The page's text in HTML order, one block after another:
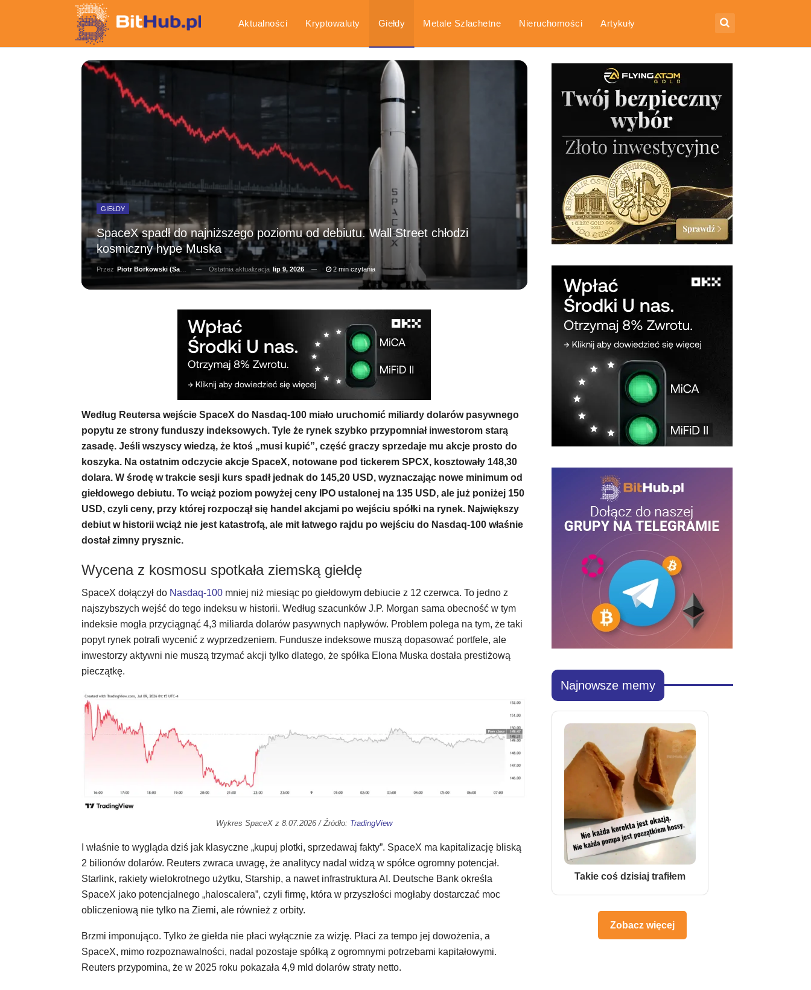
Aktualności Kryptowaluty Giełdy Metale Szlachetne Nieruchomości Artykuły
Poradniki
GIEŁDY
SpaceX spadł do najniższego poziomu od debiutu. Wall Street chłodzi
kosmiczny hype Muska
Przez Piotr Borkowski (Salernitano) Ostatnia aktualizacja lip 9, 2026 2 min czytania
Według Reutersa wejście SpaceX do Nasdaq-100 miało uruchomić miliardy dolarów pasywnego
popytu ze strony funduszy indeksowych. Tyle że rynek szybko przypomniał inwestorom starą
zasadę. Jeśli wszyscy wiedzą, że ktoś „musi kupić”, część graczy sprzedaje mu akcje prosto do
koszyka. Na ostatnim odczycie akcje SpaceX, notowane pod tickerem SPCX, kosztowały 148,30
dolara. W środę w trakcie sesji kurs spadł jednak do 145,20 USD, wyznaczając nowe minimum od
giełdowego debiutu. To wciąż poziom powyżej ceny IPO ustalonej na 135 USD, ale już poniżej 150
USD, czyli ceny, przy której rozpoczął się handel akcjami po wejściu spółki na rynek. Największy
debiut w historii wciąż nie jest katastrofą, ale mit łatwego rajdu po wejściu do Nasdaq-100 właśnie
dostał zimny prysznic.
Wycena z kosmosu spotkała ziemską giełdę
SpaceX dołączył do Nasdaq-100 mniej niż miesiąc po giełdowym debiucie z 12 czerwca. To jedno z
najszybszych wejść do tego indeksu w historii. Według szacunków J.P. Morgan sama obecność w tym
indeksie mogła przyciągnąć 4,3 miliarda dolarów pasywnych napływów. Problem polega na tym, że taki
popyt rynek potrafi wycenić z wyprzedzeniem. Fundusze indeksowe muszą dopasować portfele, ale
inwestorzy aktywni nie muszą trzymać akcji tylko dlatego, że spółka Elona Muska dostała prestiżową
pieczątkę.
Wykres SpaceX z 8.07.2026 / Źródło: TradingView
I właśnie to wygląda dziś jak klasyczne „kupuj plotki, sprzedawaj fakty”. SpaceX ma kapitalizację bliską
2 bilionów dolarów. Reuters zwraca uwagę, że analitycy nadal widzą w spółce ogromny potencjał.
Starlink, rakiety wielokrotnego użytku, Starship, a nawet infrastruktura AI. Deutsche Bank określa
SpaceX jako potencjalnego „haloscalera”, czyli firmę, która w przyszłości mogłaby dostarczać moc
obliczeniową nie tylko na Ziemi, ale również z orbity.
Brzmi imponująco. Tylko że giełda nie płaci wyłącznie za wizję. Płaci za tempo jej dowożenia, a
SpaceX, mimo rozpoznawalności, nadal pozostaje spółką z ogromnymi potrzebami kapitałowymi.
Reuters przypomina, że w 2025 roku pokazała 4,9 mld dolarów straty netto.
Najnowsze memy
Takie coś dzisiaj trafiłem
Zobacz więcej